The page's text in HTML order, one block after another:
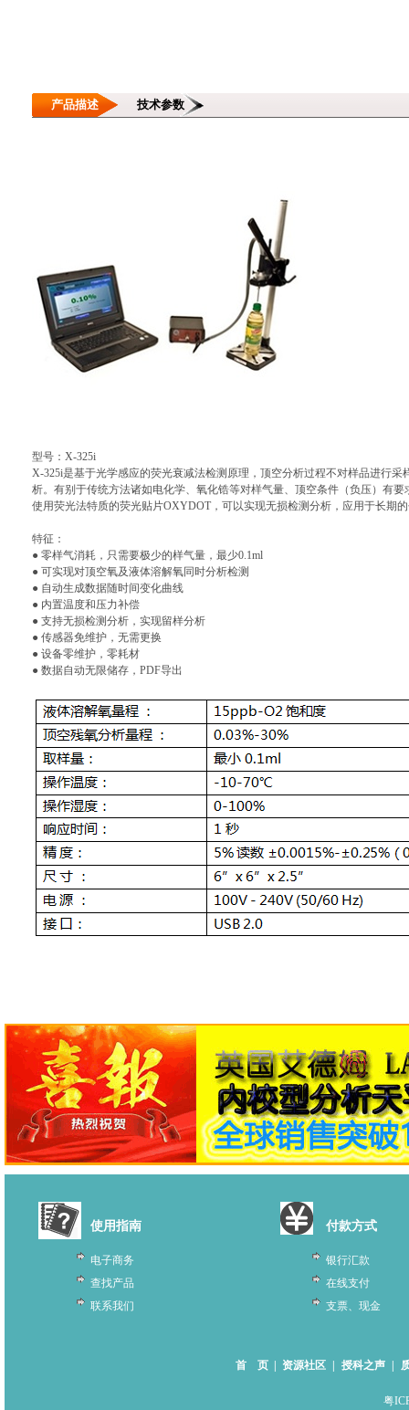
产品描述 技术参数
型号：X-325i
X-325i是基于光学感应的荧光衰减法检测原理，顶空分析过程不对样品进行
析。有别于传统方法诸如电化学、氧化锆等对样气量、顶空条件（负压）有要
使用荧光法特质的荧光贴片OXYDOT，可以实现无损检测分析，应用于长期
特征：
● 零样气消耗，只需要极少的样气量，最少0.1ml
● 可实现对顶空氧及液体溶解氧同时分析检测
● 自动生成数据随时间变化曲线
● 内置温度和压力补偿
● 支持无损检测分析，实现留样分析
● 传感器免维护，无需更换
● 设备零维护，零耗材
● 数据自动无限储存，PDF导出
使用指南
电子商务
查找产品
联系我们
付款方式
银行汇款
在线支付
支票、现金
首 页 资源社区 授科之声
粤